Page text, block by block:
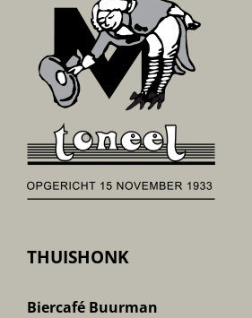
THUISHONK
Biercafé Buurman